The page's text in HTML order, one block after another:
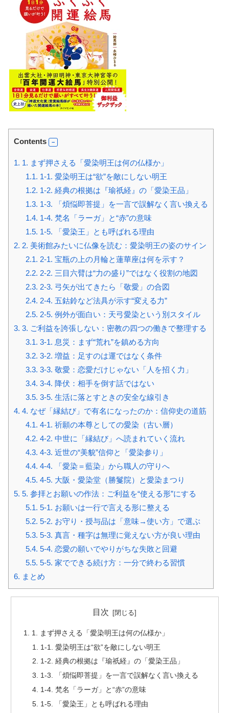
Contents
1. 1. まず押さえる「愛染明王は何の仏様か」
1.1. 1-1. 愛染明王は“欲”を敵にしない明王
1.2. 1-2. 経典の根拠は『瑜祇経』の「愛染王品」
1.3. 1-3. 「煩悩即菩提」を一言で誤解なく言い換える
1.4. 1-4. 梵名「ラーガ」と“赤”の意味
1.5. 1-5. 「愛染王」とも呼ばれる理由
2. 2. 美術館みたいに仏像を読む：愛染明王の姿のサイン
2.1. 2-1. 宝瓶の上の月輪と蓮華座は何を示す？
2.2. 2-2. 三目六臂は“力の盛り”ではなく役割の地図
2.3. 2-3. 弓矢が出てきたら「敬愛」の合図
2.4. 2-4. 五鈷鈴など法具が示す“変える力”
2.5. 2-5. 例外が面白い：天弓愛染という別スタイル
3. 3. ご利益を誇張しない：密教の四つの働きで整理する
3.1. 3-1. 息災：まず“荒れ”を鎮める方向
3.2. 3-2. 増益：足すのは運ではなく条件
3.3. 3-3. 敬愛：恋愛だけじゃない「人を招く力」
3.4. 3-4. 降伏：相手を倒す話ではない
3.5. 3-5. 生活に落とすときの安全な線引き
4. 4. なぜ「縁結び」で有名になったのか：信仰史の道筋
4.1. 4-1. 祈願の本尊としての愛染（古い層）
4.2. 4-2. 中世に「縁結び」へ読まれていく流れ
4.3. 4-3. 近世の“美貌”信仰と「愛染参り」
4.4. 4-4. 「愛染＝藍染」から職人の守りへ
4.5. 4-5. 大阪・愛染堂（勝鬘院）と愛染まつり
5. 5. 参拝とお願いの作法：ご利益を“使える形”にする
5.1. 5-1. お願いは一行で言える形に整える
5.2. 5-2. お守り・授与品は「意味→使い方」で選ぶ
5.3. 5-3. 真言・種字は無理に覚えない方が良い理由
5.4. 5-4. 恋愛の願いでやりがちな失敗と回避
5.5. 5-5. 家でできる続け方：一分で終わる習慣
6. まとめ
目次
1. まず押さえる「愛染明王は何の仏様か」
1-1. 愛染明王は“欲”を敵にしない明王
1-2. 経典の根拠は『瑜祇経』の「愛染王品」
1-3. 「煩悩即菩提」を一言で誤解なく言い換える
1-4. 梵名「ラーガ」と“赤”の意味
1-5. 「愛染王」とも呼ばれる理由